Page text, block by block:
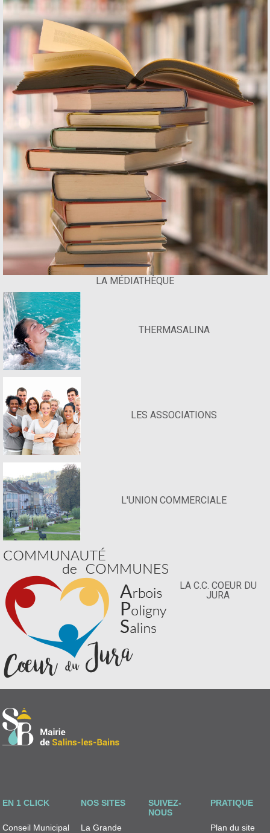
LA MÉDIATHÈQUE
THERMASALINA
LES ASSOCIATIONS
L'UNION COMMERCIALE
LA C.C. COEUR DU
JURA
EN 1 CLICK
Conseil Municipal
NOS SITES
La Grande
SUIVEZ-
NOUS
PRATIQUE
Plan du site